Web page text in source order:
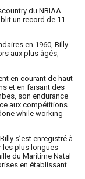
du NBIAA
un record de 11
en 1960, Billy
aux plus âgés,
en courant de haut
et en faisant des
son endurance
aux compétitions
while working
s’est enregistré à
les plus longues
du Maritime Natal
en établissant